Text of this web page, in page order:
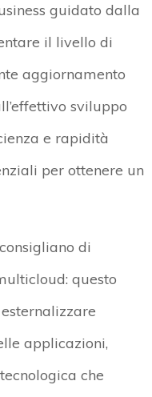
guidato dalla
il livello di
aggiornamento
sviluppo
e rapidità
per ottenere un
di
questo
applicazioni,
che